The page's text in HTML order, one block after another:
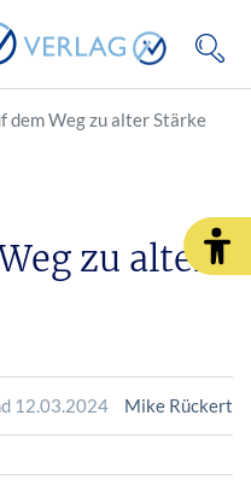
dem Weg zu alter Stärke
zu alter
12.03.2024 Mike Rückert